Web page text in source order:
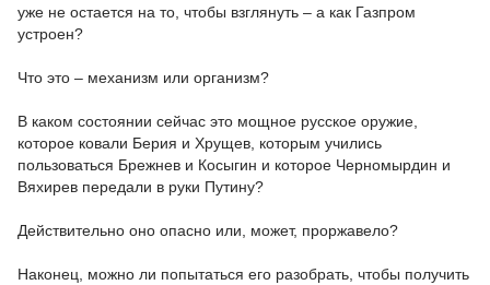
уже не остается на то, чтобы взглянуть – а как Газпром
устроен?
Что это – механизм или организм?
В каком состоянии сейчас это мощное русское оружие,
которое ковали Берия и Хрущев, которым учились
пользоваться Брежнев и Косыгин и которое Черномырдин и
Вяхирев передали в руки Путину?
Действительно оно опасно или, может, проржавело?
Наконец, можно ли попытаться его разобрать, чтобы получить